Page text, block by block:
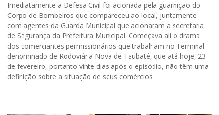
Imediatamente a Defesa Civil foi acionada pela guarnição do
Corpo de Bombeiros que compareceu ao local, juntamente
com agentes da Guarda Municipal que acionaram a secretaria
de Segurança da Prefeitura Municipal. Começava ali o drama
dos comerciantes permissionários que trabalham no Terminal
denominado de Rodoviária Nova de Taubaté, que até hoje, 23
de fevereiro, portanto vinte dias após o episódio, não têm uma
definição sobre a situação de seus comércios.